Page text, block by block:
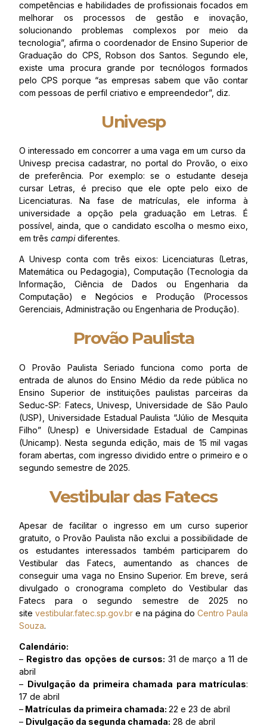
competências e habilidades de profissionais focados em
melhorar os processos de gestão e inovação,
solucionando problemas complexos por meio da
tecnologia”, afirma o coordenador de Ensino Superior de
Graduação do CPS, Robson dos Santos. Segundo ele,
existe uma procura grande por tecnólogos formados
pelo CPS porque “as empresas sabem que vão contar
com pessoas de perfil criativo e empreendedor”, diz.
Univesp
O interessado em concorrer a uma vaga em um curso da
Univesp precisa cadastrar, no portal do Provão, o eixo
de preferência. Por exemplo: se o estudante deseja
cursar Letras, é preciso que ele opte pelo eixo de
Licenciaturas. Na fase de matrículas, ele informa à
universidade a opção pela graduação em Letras. É
possível, ainda, que o candidato escolha o mesmo eixo,
em três campidiferentes.
A Univesp conta com três eixos: Licenciaturas (Letras,
Matemática ou Pedagogia), Computação (Tecnologia da
Informação, Ciência de Dados ou Engenharia da
Computação) e Negócios e Produção (Processos
Gerenciais, Administração ou Engenharia de Produção).
Provão Paulista
O Provão Paulista Seriado funciona como porta de
entrada de alunos do Ensino Médio da rede pública no
Ensino Superior de instituições paulistas parceiras da
Seduc-SP: Fatecs, Univesp, Universidade de São Paulo
(USP), Universidade Estadual Paulista “Júlio de Mesquita
Filho” (Unesp) e Universidade Estadual de Campinas
(Unicamp). Nesta segunda edição, mais de 15 mil vagas
foram abertas, com ingresso dividido entre o primeiro e o
segundo semestre de 2025.
Vestibular das Fatecs
Apesar de facilitar o ingresso em um curso superior
gratuito, o Provão Paulista não exclui a possibilidade de
os estudantes interessados também participarem do
Vestibular das Fatecs, aumentando as chances de
conseguir uma vaga no Ensino Superior. Em breve, será
divulgado o cronograma completo do Vestibular das
Fatecs para o segundo semestre de 2025 no
site vestibular.fatec.sp.gov.br e na página do Centro Paula
Souza.
Calendário:
– Registro das opções de cursos: 31 de março a 11 de
abril
– Divulgação da primeira chamada para matrículas:
17 de abril
– Matrículas da primeira chamada: 22 e 23 de abril
– Divulgação da segunda chamada: 28 de abril